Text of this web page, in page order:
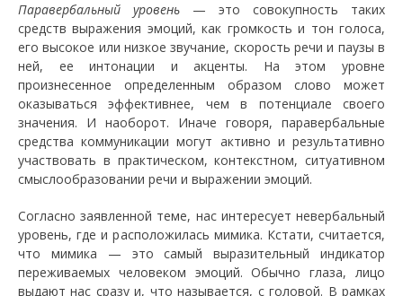
Паравербальный уровень — это совокупность таких
средств выражения эмоций, как громкость и тон голоса,
его высокое или низкое звучание, скорость речи и паузы в
ней, ее интонации и акценты. На этом уровне
произнесенное определенным образом слово может
оказываться эффективнее, чем в потенциале своего
значения. И наоборот. Иначе говоря, паравербальные
средства коммуникации могут активно и результативно
участвовать в практическом, контекстном, ситуативном
смыслообразовании речи и выражении эмоций.
Согласно заявленной теме, нас интересует невербальный
уровень, где и расположилась мимика. Кстати, считается,
что мимика — это самый выразительный индикатор
переживаемых человеком эмоций. Обычно глаза, лицо
выдают нас сразу и, что называется, с головой. В рамках